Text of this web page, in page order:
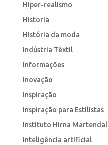
Hiper-realismo
Historia
História da moda
Indústria Têxtil
Informações
Inovação
inspiração
Inspiração para Estilistas
Instituto Hirna Martendal
Inteligência artificial